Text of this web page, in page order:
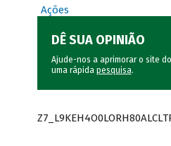
Ações
DÊ SUA OPINIÃO
Ajude-nos a aprimorar o site
uma rápida pesquisa.